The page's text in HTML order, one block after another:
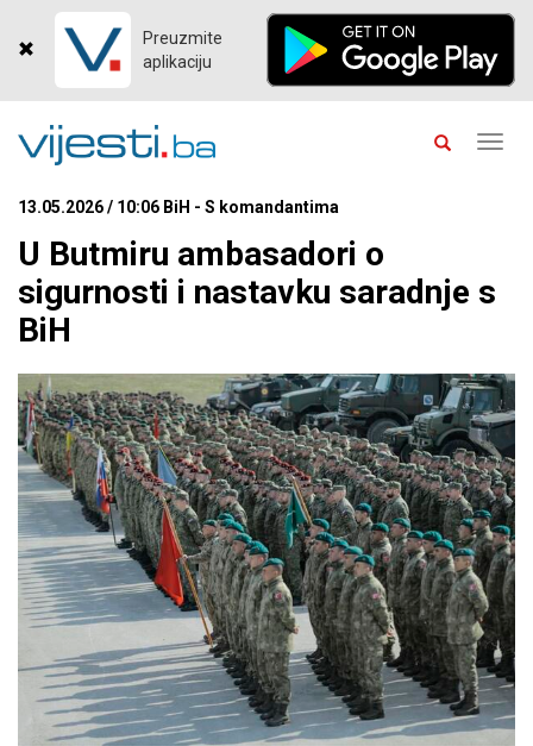
Preuzmite
aplikaciju
13.05.2026 / 10:06 BiH - S komandantima
U Butmiru ambasadori o
sigurnosti i nastavku saradnje s
BiH